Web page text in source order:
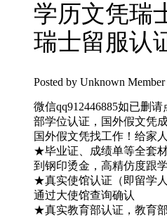
学历文凭瑞
瑞士留服认
Posted by Unknown Member
微信qq912446885如已删
部学位认证，国外假文凭
国外假文凭找工作！给家人
★毕业证、成绩单等全套
到钢印烫金，高精仿度跟
★真实使馆认证（即留学
通过大使馆查询确认
★真实教育部认证，教育